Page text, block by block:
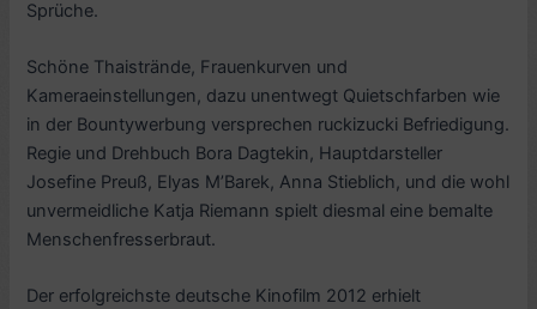
Sprüche.
Schöne Thaistrände, Frauenkurven und
Kameraeinstellungen, dazu unentwegt Quietschfarben wie
in der Bountywerbung versprechen ruckizucki Befriedigung.
Regie und Drehbuch Bora Dagtekin, Hauptdarsteller
Josefine Preuß, Elyas M’Barek, Anna Stieblich, und die wohl
unvermeidliche Katja Riemann spielt diesmal eine bemalte
Menschenfresserbraut.
Der erfolgreichste deutsche Kinofilm 2012 erhielt